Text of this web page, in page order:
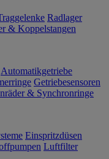
Radlager
& Koppelstangen
Automatikgetriebe
Getriebesensoren
& Synchronringe
Einspritzdüsen
Luftfilter